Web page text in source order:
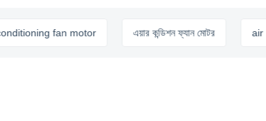
fan motor এয়ার কন্ডিশন ফ্যান মোটর air